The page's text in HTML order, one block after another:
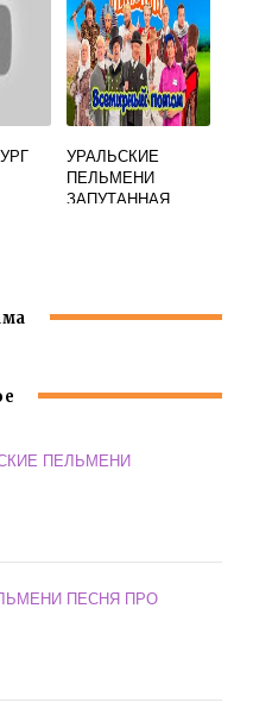
УРАЛЬСКИЕ
ПЕЛЬМЕНИ
ЗАПУТАННАЯ
ПЕЛЬМЕНИ
ПЕСНЯ ПРО